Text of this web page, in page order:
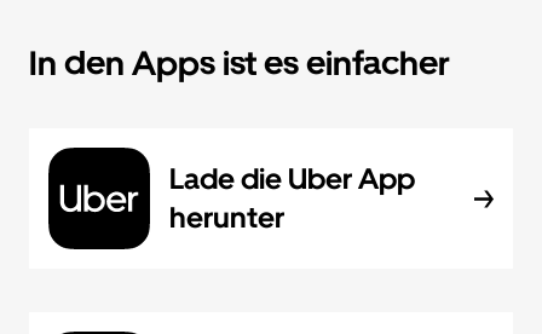
In den Apps ist es einfacher
Lade die Uber App
herunter